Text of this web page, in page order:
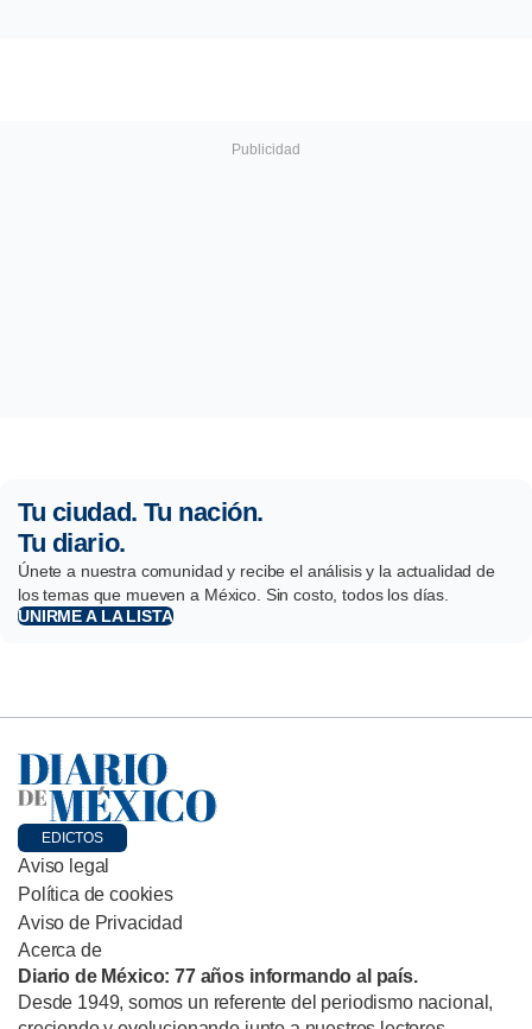
Tu ciudad. Tu nación.
Tu diario.
Únete a nuestra comunidad y recibe el análisis y la actualidad de
los temas que mueven a México. Sin costo, todos los días.
UNIRME A LA LISTA
EDICTOS
Aviso legal
Política de cookies
Aviso de Privacidad
Acerca de
Diario de México: 77 años informando al país.
Desde 1949, somos un referente del periodismo nacional,